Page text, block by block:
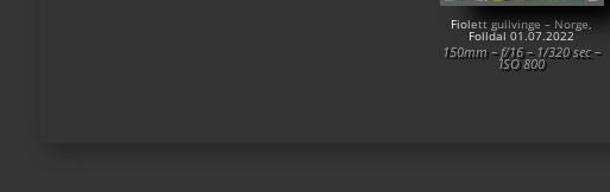
Fiolett gullvinge – Norge,
Folldal 01.07.2022
150mm – f/16 – 1/320 sec –
ISO 800